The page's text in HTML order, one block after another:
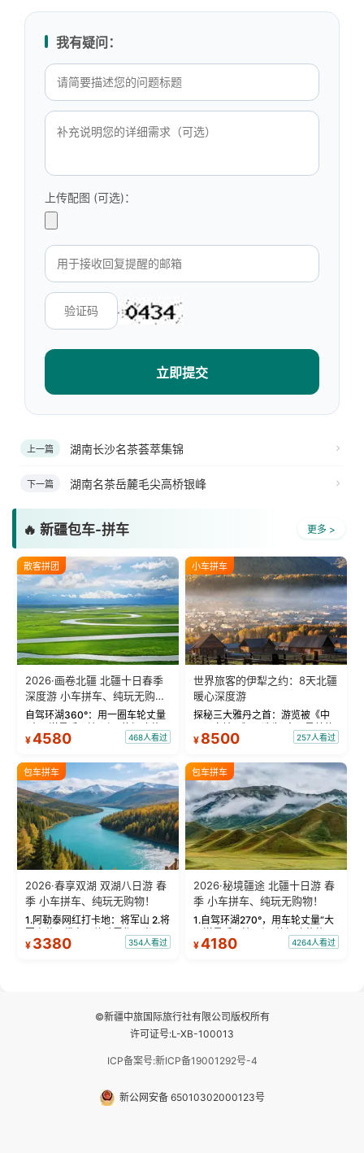
我有疑问：
上传配图 (可选)：
立即提交
上一篇 湖南长沙名茶荟萃集锦
下一篇 湖南名茶岳麓毛尖高桥银峰
🔥 新疆包车-拼车 更多 >
散客拼团
2026·画卷北疆 北疆十日春季
深度游 小车拼车、纯玩无购
物！
自驾环湖360°：用一圈车轮丈量
“大西洋最后一滴眼泪”的极致蔚
蓝。 赛湖旅拍：甄选多款风格服
绝美瞬间。 赛湖坦克300跟车视
频：专业摄影师...
¥4580 468人看过
小车拼车
世界旅客的伊犁之约：8天北疆
暖心深度游
探秘三大雅丹之首：游览被《中
国国家地理》评选为“中国最美的
三大雅丹”第一名的克拉玛依魔鬼
瓦人最大村落——禾木村，欣赏
晨雾与小木...
¥ 8500 257人看过
包车拼车
2026·春享双湖 双湖八日游 春
季 小车拼车、纯玩无购物！
1.阿勒泰网红打卡地：将军山 2.将
军山落日缆车，体验雪都风光 3.
将军山，夕阳派对，蹦迪party 4.
¥ 3380 354人看过
包车拼车
2026·秘境疆途 北疆十日游 春
季 小车拼车、纯玩无购物！
1.自驾环湖270°，用车轮丈量“大
西洋最后一滴眼泪”的极致蔚蓝，
让雪山、花海与深邃湖水在转弯
¥4180 4264人看过
©新疆中旅国际旅行社有限公司版权所有
许可证号:L-XB-100013
ICP备案号:新ICP备19001292号-4
新公网安备 65010302000123号